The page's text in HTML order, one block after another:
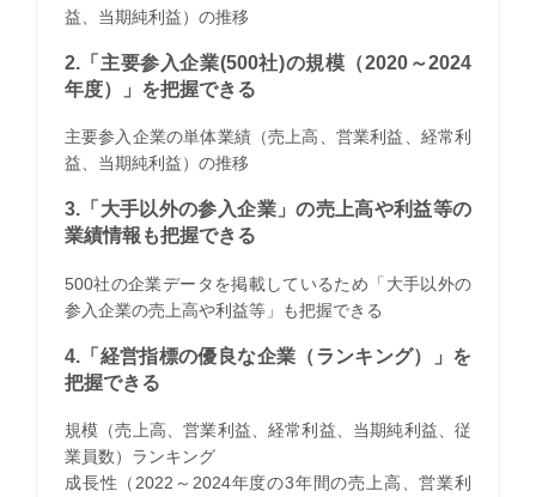
益、当期純利益）の推移
2.「主要参入企業(500社)の規模（2020～2024
年度）」を把握できる
主要参入企業の単体業績（売上高、営業利益、経常利
益、当期純利益）の推移
3.「大手以外の参入企業」の売上高や利益等の
業績情報も把握できる
500社の企業データを掲載しているため「大手以外の
参入企業の売上高や利益等」も把握できる
4.「経営指標の優良な企業（ランキング）」を
把握できる
規模（売上高、営業利益、経常利益、当期純利益、従
業員数）ランキング
成長性（2022～2024年度の3年間の売上高、営業利